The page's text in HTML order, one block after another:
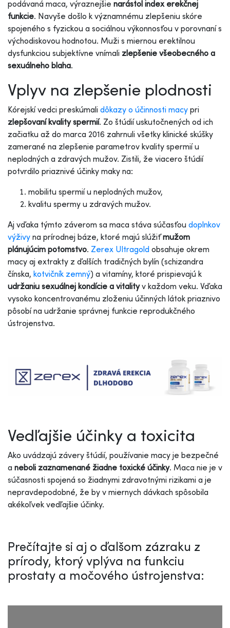
podávaná maca, výraznejšie narástol index erekčnej
funkcie. Navyše došlo k významnému zlepšeniu skóre
spojeného s fyzickou a sociálnou výkonnosťou v porovnaní s
východiskovou hodnotou. Muži s miernou erektilnou
dysfunkciou subjektívne vnímali zlepšenie všeobecného a
sexuálneho blaha.
Vplyv na zlepšenie plodnosti
Kórejskí vedci preskúmali dôkazy o účinnosti macy pri
zlepšovaní kvality spermií. Zo štúdií uskutočnených od ich
začiatku až do marca 2016 zahrnuli všetky klinické skúšky
zamerané na zlepšenie parametrov kvality spermií u
neplodných a zdravých mužov. Zistili, že viacero štúdií
potvrdilo priaznivé účinky maky na:
mobilitu spermií u neplodných mužov,
kvalitu spermy u zdravých mužov.
Aj vďaka týmto záverom sa maca stáva súčasťou doplnkov
výživy na prírodnej báze, ktoré majú slúžiťmužom
plánujúcim potomstvo. Zerex Ultragold obsahuje okrem
macy aj extrakty z ďalších tradičných bylín (schizandra
čínska, kotvičník zemný) a vitamíny, ktoré prispievajú k
udržaniu sexuálnej kondície a vitalityv každom veku. Vďaka
vysoko koncentrovanému zloženiu účinných látok priaznivo
pôsobí na udržanie správnej funkcie reprodukčného
ústrojenstva.
Vedľajšie účinky a toxicita
Ako uvádzajú závery štúdií, používanie macy je bezpečné
a neboli zaznamenané žiadne toxické účinky. Maca nie je v
súčasnosti spojená so žiadnymi zdravotnými rizikami a je
nepravdepodobné, že by v miernych dávkach spôsobila
akékoľvek vedľajšie účinky.
Prečítajte si aj o ďalšom zázraku z
prírody, ktorý vplýva na funkciu
prostaty a močového ústrojenstva: